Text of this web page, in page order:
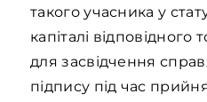
такого учасника у
капіталі відповідного
для засвідчення
підпису під час